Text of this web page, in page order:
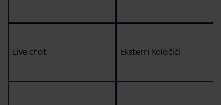
Live chat Eksterni Kolačići